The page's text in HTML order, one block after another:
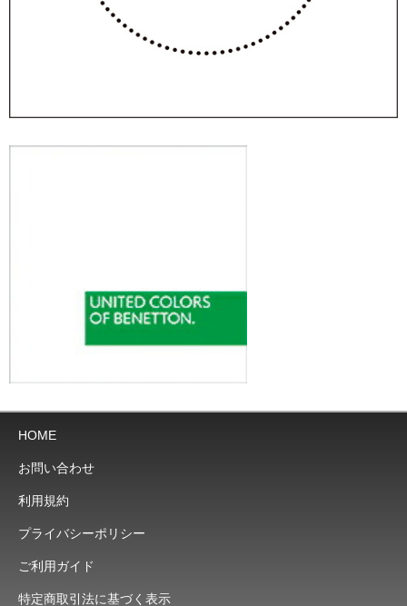
HOME
お問い合わせ
利用規約
プライバシーポリシー
ご利用ガイド
特定商取引法に基づく表示